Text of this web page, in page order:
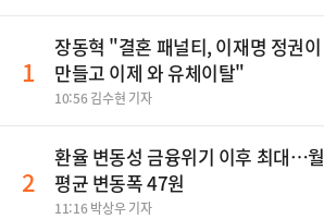
1
장동혁 "결혼 패널티, 이재명 정권이
만들고 이제 와 유체이탈"
10:56 김수현 기자
2
환율 변동성 금융위기 이후 최대…월
평균 변동폭 47원
11:16 박상우 기자